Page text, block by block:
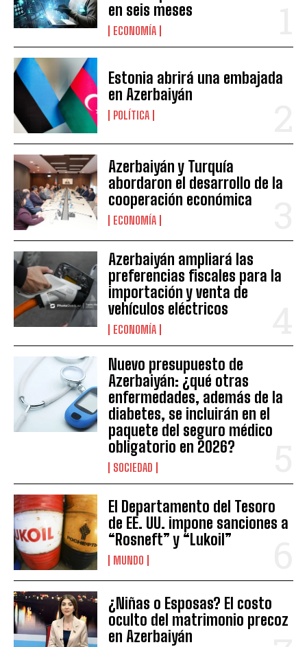
en seis meses
ECONOMÍA
Estonia abrirá una embajada
en Azerbaiyán
POLÍTICA
Azerbaiyán y Turquía
abordaron el desarrollo de la
cooperación económica
ECONOMÍA
Azerbaiyán ampliará las
preferencias fiscales para la
importación y venta de
vehículos eléctricos
ECONOMÍA
Nuevo presupuesto de
Azerbaiyán: ¿qué otras
enfermedades, además de la
diabetes, se incluirán en el
paquete del seguro médico
obligatorio en 2026?
SOCIEDAD
El Departamento del Tesoro
de EE. UU. impone sanciones a
“Rosneft” y “Lukoil”
MUNDO
¿Niñas o Esposas? El costo
oculto del matrimonio precoz
en Azerbaiyán